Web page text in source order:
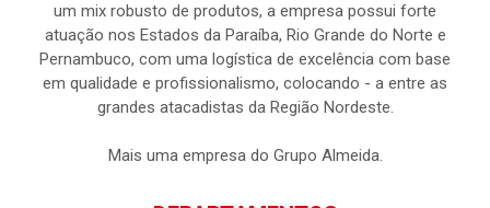
um mix robusto de produtos, a empresa possui forte
atuação nos Estados da Paraíba, Rio Grande do Norte e
Pernambuco, com uma logística de excelência com base
em qualidade e profissionalismo, colocando - a entre as
grandes atacadistas da Região Nordeste.
Mais uma empresa do Grupo Almeida.